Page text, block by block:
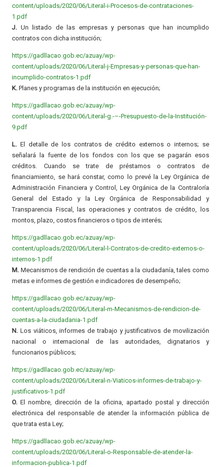
content/uploads/2020/06/Literal-i-Procesos-de-contrataciones-
1.pdf
J. Un listado de las empresas y personas que han incumplido
contratos con dicha institución;
https://gadllacao.gob.ec/azuay/wp-
content/uploads/2020/06/Literal-j-Empresas-y-personas-que-han-
incumplido-contratos-1.pdf
K. Planes y programas de la institución en ejecución;
https://gadllacao.gob.ec/azuay/wp-
content/uploads/2020/06/Literal-g.-–-Presupuesto-de-la-Institución-
9.pdf
L. El detalle de los contratos de crédito externos o internos; se
señalará la fuente de los fondos con los que se pagarán esos
créditos. Cuando se trate de préstamos o contratos de
financiamiento, se hará constar, como lo prevé la Ley Orgánica de
Administración Financiera y Control, Ley Orgánica de la Contraloría
General del Estado y la Ley Orgánica de Responsabilidad y
Transparencia Fiscal, las operaciones y contratos de crédito, los
montos, plazo, costos financieros o tipos de interés;
https://gadllacao.gob.ec/azuay/wp-
content/uploads/2020/06/Literal-l-Contratos-de-credito-externos-o-
internos-1.pdf
M. Mecanismos de rendición de cuentas a la ciudadanía, tales como
metas e informes de gestión e indicadores de desempeño;
https://gadllacao.gob.ec/azuay/wp-
content/uploads/2020/06/Literal-m-Mecanismos-de-rendicion-de-
cuentas-a-la-ciudadania-1.pdf
N. Los viáticos, informes de trabajo y justificativos de movilización
nacional o internacional de las autoridades, dignatarios y
funcionarios públicos;
https://gadllacao.gob.ec/azuay/wp-
content/uploads/2020/06/Literal-n-Viaticos-informes-de-trabajo-y-
justificativos-1.pdf
O. El nombre, dirección de la oficina, apartado postal y dirección
electrónica del responsable de atender la información pública de
que trata esta Ley;
https://gadllacao.gob.ec/azuay/wp-
content/uploads/2020/06/Literal-o-Responsable-de-atender-la-
informacion-publica-1.pdf